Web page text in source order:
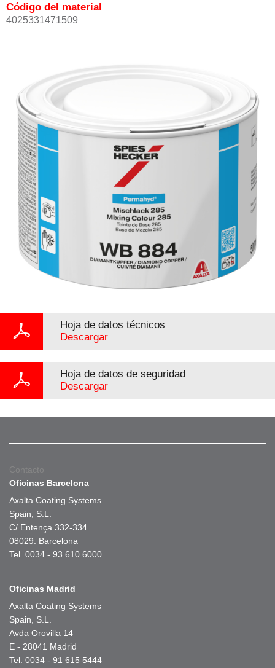
Código del material
4025331471509
Hoja de datos técnicos
Descargar
Hoja de datos de seguridad
Descargar
Contacto
Oficinas Barcelona
Axalta Coating Systems
Spain, S.L.
C/ Entença 332-334
08029. Barcelona
Tel. 0034 - 93 610 6000
Oficinas Madrid
Axalta Coating Systems
Spain, S.L.
Avda Orovilla 14
E - 28041 Madrid
Tel. 0034 - 91 615 5444